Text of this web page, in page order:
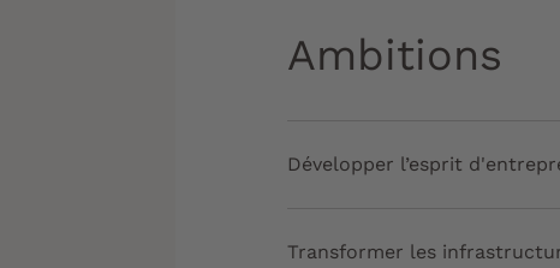
Ambitions
Développer l’esprit
Transformer les